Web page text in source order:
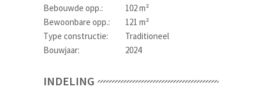
Bebouwde opp.:
102 m²
Bewoonbare opp.:
121 m²
Type constructie:
Traditioneel
Bouwjaar:
2024
INDELING